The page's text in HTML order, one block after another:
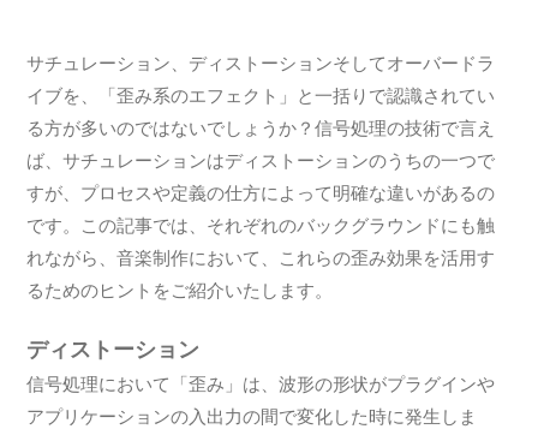
サチュレーション、ディストーションそしてオーバードラ
イブを、「歪み系のエフェクト」と一括りで認識されてい
る方が多いのではないでしょうか？信号処理の技術で言え
ば、サチュレーションはディストーションのうちの一つで
すが、プロセスや定義の仕方によって明確な違いがあるの
です。この記事では、それぞれのバックグラウンドにも触
れながら、音楽制作において、これらの歪み効果を活用す
るためのヒントをご紹介いたします。
ディストーション
信号処理において「歪み」は、波形の形状がプラグインや
アプリケーションの入出力の間で変化した時に発生しま